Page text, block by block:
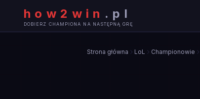
how2win . pl
DOBIERZ CHAMPIONA NA NASTĘPNĄ GRĘ
Strona główna LoL Championowie